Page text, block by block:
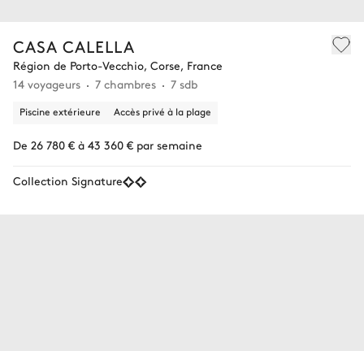
CASA CALELLA
Région de Porto-Vecchio, Corse, France
14 voyageurs
7 chambres 7 sdb
Piscine extérieure Accès privé à la plage
De 26 780 € à 43 360 € par semaine
Collection Signature